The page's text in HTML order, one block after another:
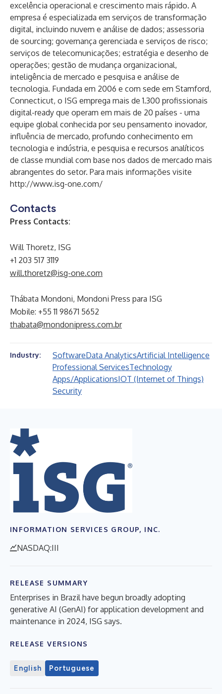
excelência operacional e crescimento mais rápido. A
empresa é especializada em serviços de transformação
digital, incluindo nuvem e análise de dados; assessoria
de sourcing; governança gerenciada e serviços de risco;
serviços de telecomunicações; estratégia e desenho de
operações; gestão de mudança organizacional,
inteligência de mercado e pesquisa e análise de
tecnologia. Fundada em 2006 e com sede em Stamford,
Connecticut, o ISG emprega mais de 1.300 profissionais
digital-ready que operam em mais de 20 países - uma
equipe global conhecida por seu pensamento inovador,
influência de mercado, profundo conhecimento em
tecnologia e indústria, e pesquisa e recursos analíticos
de classe mundial com base nos dados de mercado mais
abrangentes do setor. Para mais informações visite
http://www.isg-one.com/
Contacts
Press Contacts:
Will Thoretz, ISG
+1 203 517 3119
will.thoretz@isg-one.com
Thábata Mondoni, Mondoni Press para ISG
Mobile: +55 11 98671 5652
thabata@mondonipress.com.br
Industry: SoftwareData AnalyticsArtificial Intelligence
Professional ServicesTechnology
Apps/ApplicationsIOT (Internet of Things)
Security
INFORMATION SERVICES GROUP, INC.
NASDAQ:III
RELEASE SUMMARY
Enterprises in Brazil have begun broadly adopting
generative AI (GenAI) for application development and
maintenance in 2024, ISG says.
RELEASE VERSIONS
English Portuguese